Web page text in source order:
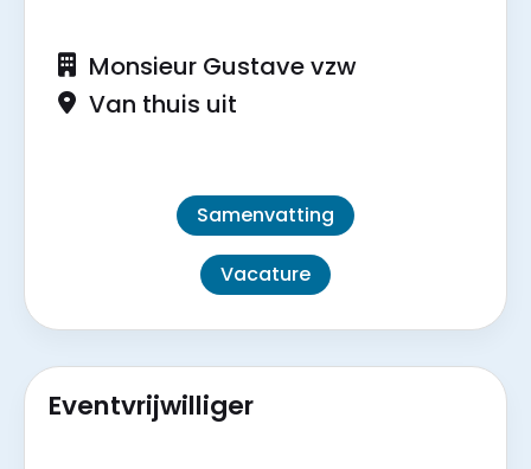
Monsieur Gustave vzw
Van thuis uit
Samenvatting
Vacature
Eventvrijwilliger